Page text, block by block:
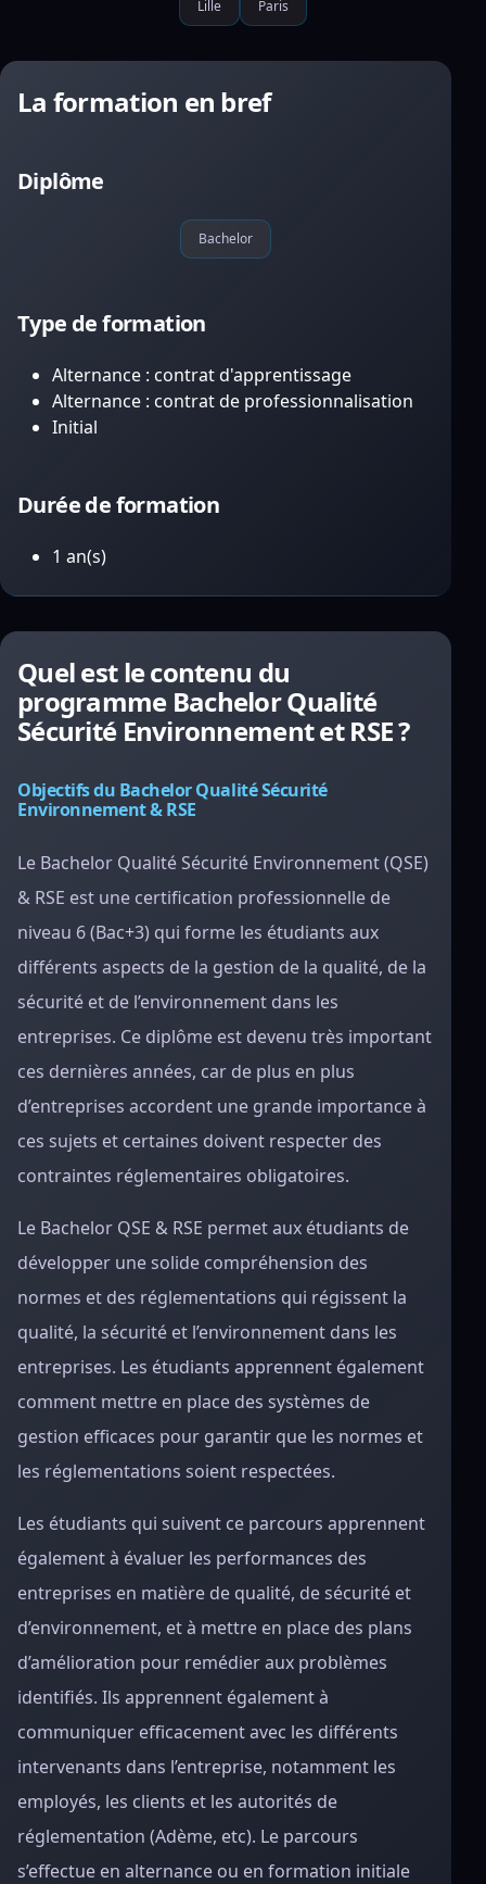
Lille Paris
La formation en bref
Diplôme
Bachelor
Type de formation
Alternance : contrat d'apprentissage
Alternance : contrat de professionnalisation
Initial
Durée de formation
1 an(s)
Quel est le contenu du
programme Bachelor Qualité
Sécurité Environnement et RSE ?
Objectifs du Bachelor Qualité Sécurité
Environnement & RSE
Le Bachelor Qualité Sécurité Environnement (QSE)
& RSE est une certification professionnelle de
niveau 6 (Bac+3) qui forme les étudiants aux
différents aspects de la gestion de la qualité, de la
sécurité et de l’environnement dans les
entreprises. Ce diplôme est devenu très important
ces dernières années, car de plus en plus
d’entreprises accordent une grande importance à
ces sujets et certaines doivent respecter des
contraintes réglementaires obligatoires.
Le Bachelor QSE & RSE permet aux étudiants de
développer une solide compréhension des
normes et des réglementations qui régissent la
qualité, la sécurité et l’environnement dans les
entreprises. Les étudiants apprennent également
comment mettre en place des systèmes de
gestion efficaces pour garantir que les normes et
les réglementations soient respectées.
Les étudiants qui suivent ce parcours apprennent
également à évaluer les performances des
entreprises en matière de qualité, de sécurité et
d’environnement, et à mettre en place des plans
d’amélioration pour remédier aux problèmes
identifiés. Ils apprennent également à
communiquer efficacement avec les différents
intervenants dans l’entreprise, notamment les
employés, les clients et les autorités de
réglementation (Adème, etc). Le parcours
s’effectue en alternance ou en formation initiale